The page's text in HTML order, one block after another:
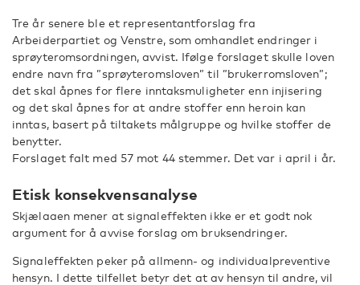
Tre år senere ble et representantforslag fra
Arbeiderpartiet og Venstre, som omhandlet endringer i
sprøyteromsordningen, avvist. Ifølge forslaget skulle loven
endre navn fra ”sprøyteromsloven” til ”brukerromsloven”;
det skal åpnes for flere inntaksmuligheter enn injisering
og det skal åpnes for at andre stoffer enn heroin kan
inntas, basert på tiltakets målgruppe og hvilke stoffer de
benytter.
Forslaget falt med 57 mot 44 stemmer. Det var i april i år.
Etisk konsekvensanalyse
Skjælaaen mener at signaleffekten ikke er et godt nok
argument for å avvise forslag om bruksendringer.
Signaleffekten peker på allmenn- og individualpreventive
hensyn. I dette tilfellet betyr det at av hensyn til andre, vil